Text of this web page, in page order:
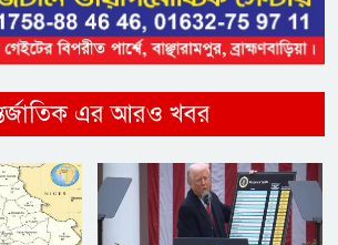
এর আরও খবর